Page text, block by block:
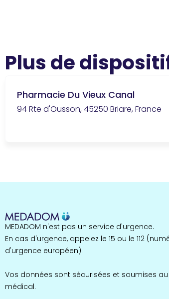
Plus de
Pharmacie Du Vieux Canal
94 Rte d'Ousson, 45250 Briare, France
MEDADOM n'est pas un service d'urgence.
En cas d'urgence, appelez le 15 ou le 112
d'urgence européen).
Vos données sont sécurisées et soumises
médical.